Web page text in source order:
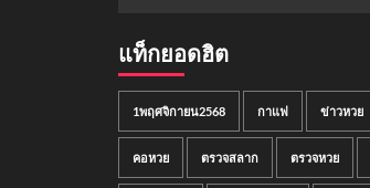
แท็กยอดฮิต
1พฤศจิกายน2568 กาแฟ ข่าวหวย
คอหวย ตรวจสลาก ตรวจหวย